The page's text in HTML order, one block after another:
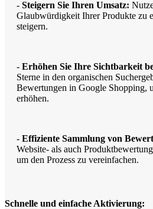
- Steigern Sie Ihren Umsatz:
Glaubwürdigkeit Ihrer Produkte zu
steigern.
- Erhöhen Sie Ihre Sichtbarkeit
Sterne in den organischen
Bewertungen in Google Shopping,
erhöhen.
- Effiziente Sammlung von
Website- als auch
um den Prozess zu vereinfachen.
Schnelle und einfache Aktivierung: